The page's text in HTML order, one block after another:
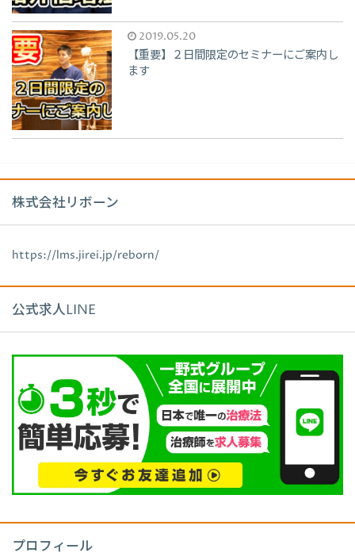
2019.05.20
【重要】２日間限定のセミナーにご案内し
ます
株式会社リボーン
https://lms.jirei.jp/reborn/
公式求人LINE
プロフィール